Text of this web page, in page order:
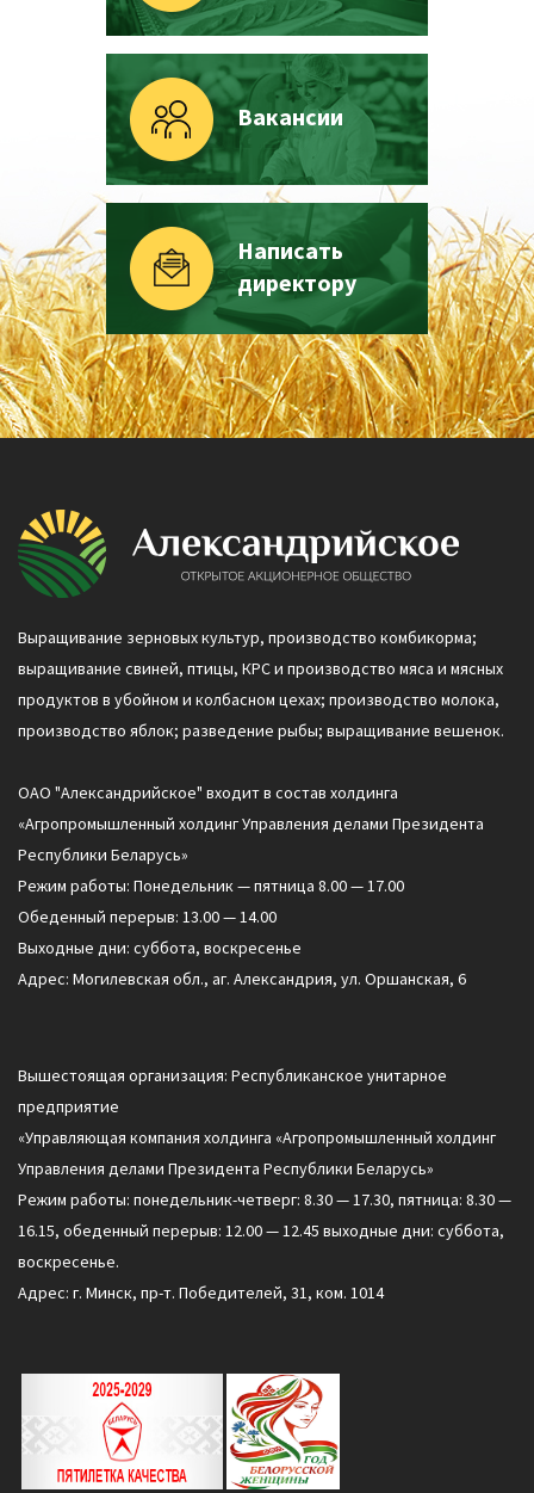
Вакансии
Написать
директору
Выращивание зерновых культур, производство комбикорма;
выращивание свиней, птицы, КРС и производство мяса и мясных
продуктов в убойном и колбасном цехах; производство молока,
производство яблок; разведение рыбы; выращивание вешенок.
ОАО "Александрийское" входит в состав холдинга
«Агропромышленный холдинг Управления делами Президента
Республики Беларусь»
Режим работы: Понедельник — пятница 8.00 — 17.00
Обеденный перерыв: 13.00 — 14.00
Выходные дни: суббота, воскресенье
Адрес: Могилевская обл., аг. Александрия, ул. Оршанская, 6
Вышестоящая организация: Республиканское унитарное
предприятие
«Управляющая компания холдинга «Агропромышленный холдинг
Управления делами Президента Республики Беларусь»
Режим работы: понедельник-четверг: 8.30 — 17.30, пятница: 8.30 —
16.15, обеденный перерыв: 12.00 — 12.45 выходные дни: суббота,
воскресенье.
Адрес: г. Минск, пр-т. Победителей, 31, ком. 1014